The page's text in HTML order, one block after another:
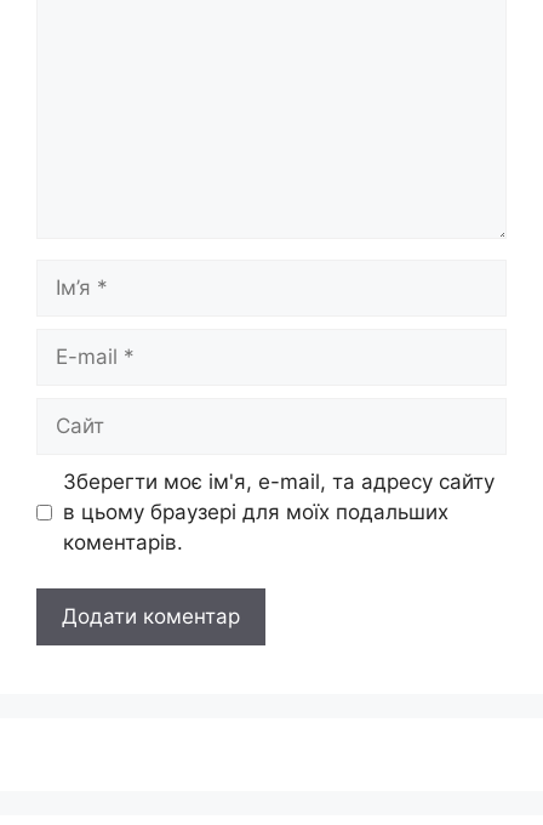
mail
Зберегти моє ім'я, e-mail, та адресу сайту
в цьому браузері для моїх подальших
коментарів.